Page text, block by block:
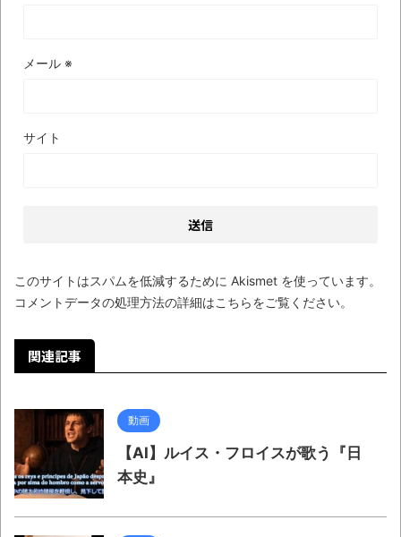
メール ※
サイト
このサイトはスパムを低減するために Akismet を使っています。
コメントデータの処理方法の詳細はこちらをご覧ください。
関連記事
動画
【AI】ルイス・フロイスが歌う『日
本史』